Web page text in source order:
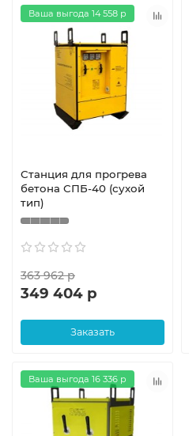
Ваша выгода 14 558 р
Станция для прогрева
бетона СПБ-40 (сухой
тип)
363 962 р
349 404 р
Заказать
Ваша выгода 16 336 р